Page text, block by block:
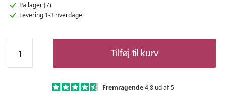
På lager (7)
Levering 1-3 hverdage
Perler
–
Tilføj til kurv
Fremragende4,8 ud af 5